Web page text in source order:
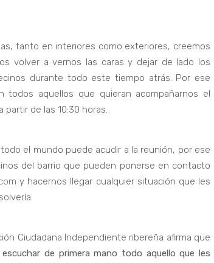
tanto en interiores como exteriores, creemos
volver a vernos las caras y dejar de lado los
durante todo este tiempo atrás. Por ese
aquellos que quieran acompañarnos el
partir de las 10:30 horas.
el mundo puede acudir a la reunión, por ese
del barrio que pueden ponerse en contacto
y hacernos llegar cualquier situación que les
Ciudadana Independiente ribereña afirma que
de primera mano todo aquello que les